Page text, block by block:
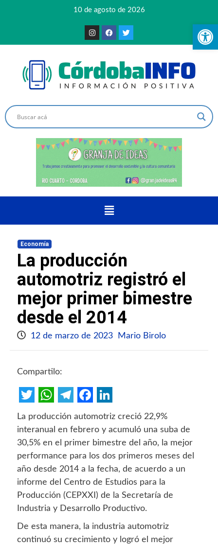
10 de agosto de 2026
Economía
La producción
automotriz registró el
mejor primer bimestre
desde el 2014
12 de marzo de 2023 Mario Birolo
Compartilo:
Twitter
WhatsApp
Telegram
Facebook
LinkedIn
La producción automotriz creció 22,9%
interanual en febrero y acumuló una suba de
30,5% en el primer bimestre del año, la mejor
performance para los dos primeros meses del
año desde 2014 a la fecha, de acuerdo a un
informe del Centro de Estudios para la
Producción (CEPXXI) de la Secretaría de
Industria y Desarrollo Productivo.
De esta manera, la industria automotriz
continuó su crecimiento y logró el mejor